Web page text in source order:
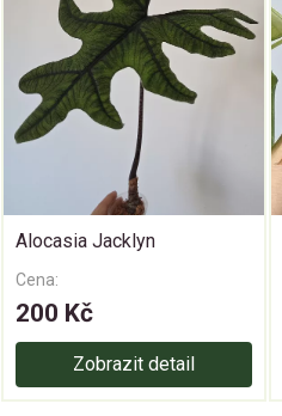
Alocasia Jacklyn
Cena:
200 Kč
Zobrazit detail